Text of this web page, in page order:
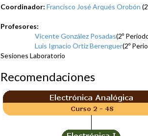
Coordinador: Francisco José Arqués Orobón
Profesores:
Vicente González Posadas(2º
Luis Ignacio Ortiz Berenguer(2º
Sesiones Laboratorio
Recomendaciones